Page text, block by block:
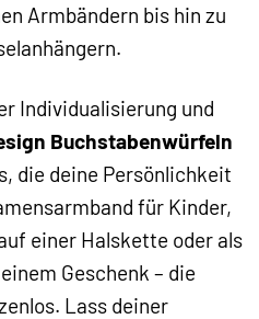
Armbändern bis hin zu
Individualisierung und
Buchstabenwürfeln
die deine Persönlichkeit
für Kinder,
einer Halskette oder als
Geschenk – die
Lass deiner